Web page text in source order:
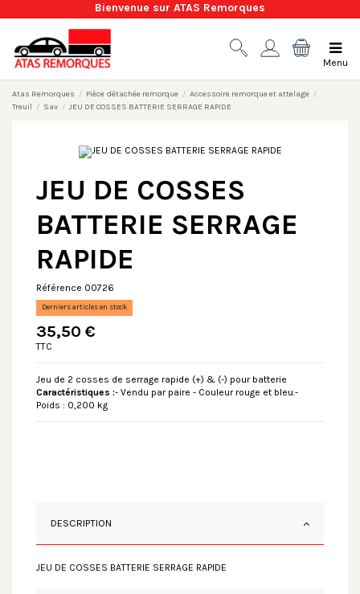
Bienvenue sur ATAS Remorques
Menu
Atas Remorques Pièce détachée remorque
Accessoire remorque et attelage
Treuil
Sav JEU DE COSSES BATTERIE SERRAGE RAPIDE
JEU DE COSSES
BATTERIE SERRAGE
RAPIDE
Référence 00726
Derniers articles en stock
35,50 €
TTC
Jeu de 2 cosses de serrage rapide (+) & (-) pour batterie
Caractéristiques :- Vendu par paire - Couleur rouge et bleu.-
Poids : 0,200 kg
DESCRIPTION
JEU DE COSSES BATTERIE SERRAGE RAPIDE